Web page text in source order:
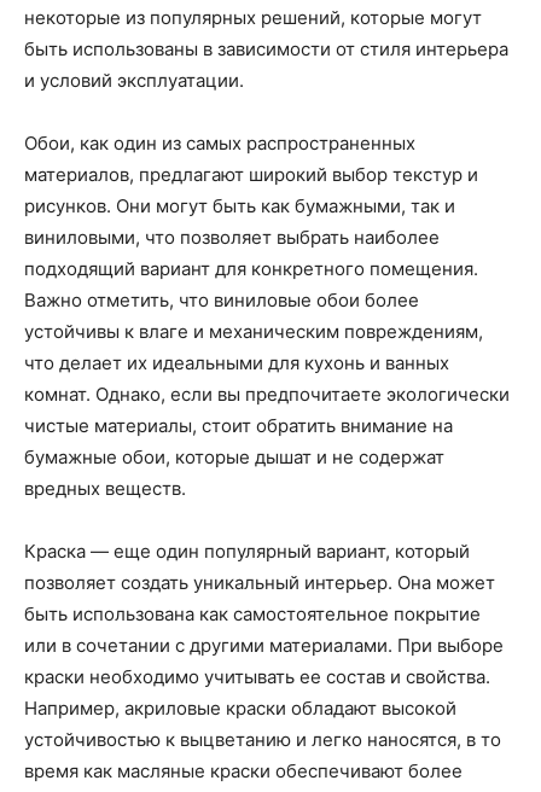
некоторые из популярных решений, которые могут
быть использованы в зависимости от стиля интерьера
и условий эксплуатации.
Обои, как один из самых распространенных
материалов, предлагают широкий выбор текстур и
рисунков. Они могут быть как бумажными, так и
виниловыми, что позволяет выбрать наиболее
подходящий вариант для конкретного помещения.
Важно отметить, что виниловые обои более
устойчивы к влаге и механическим повреждениям,
что делает их идеальными для кухонь и ванных
комнат. Однако, если вы предпочитаете экологически
чистые материалы, стоит обратить внимание на
бумажные обои, которые дышат и не содержат
вредных веществ.
Краска — еще один популярный вариант, который
позволяет создать уникальный интерьер. Она может
быть использована как самостоятельное покрытие
или в сочетании с другими материалами. При выборе
краски необходимо учитывать ее состав и свойства.
Например, акриловые краски обладают высокой
устойчивостью к выцветанию и легко наносятся, в то
время как масляные краски обеспечивают более